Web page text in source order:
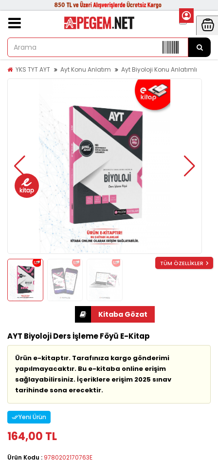
YKS TYT AYT Ayt Konu Anlatım Ayt Biyoloji Konu Anlatımlı
TÜM ÖZELLİKLER
AYT Biyoloji Ders İşleme Föyü E-Kitap
Ürün e-kitaptır. Tarafınıza kargo gönderimi
yapılmayacaktır. Bu e-kitaba online erişim
sağlayabilirsiniz. İçeriklere erişim 2025 sınav
tarihinde sona erecektir.
Yeni Ürün
164,00 TL
Ürün Kodu : 9780202170763E